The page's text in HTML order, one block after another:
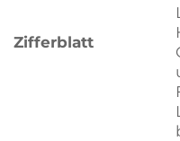
Zifferblatt